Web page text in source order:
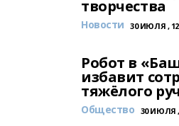
творчества
Новости 30 ИЮЛЯ ,
Робот в
избавит
тяжёлого
Общество 30 ИЮЛЯ ,